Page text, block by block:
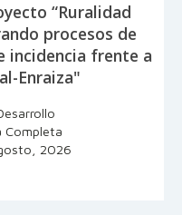
“Ruralidad
procesos de
incidencia frente a
Enraiza"
Completa
2026